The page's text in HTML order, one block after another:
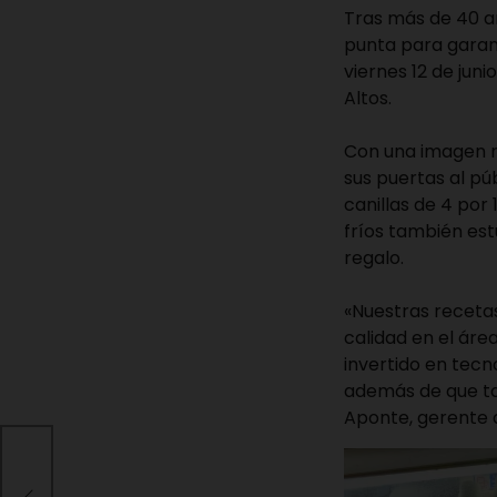
Tras más de 40
punta para
viernes 12 de
Altos.
Con una imagen
sus puertas al
canillas de 4 por
fríos también
regalo.
«Nuestras
calidad en el
invertido en
además de que
Aponte, gerente